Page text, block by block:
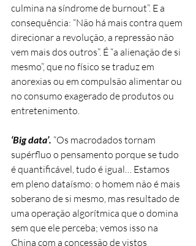
culmina na síndrome de burnout”. E a
consequência: “Não há mais contra quem
direcionar a revolução, a repressão não
vem mais dos outros”. É “a alienação de si
mesmo”, que no físico se traduz em
anorexias ou em compulsão alimentar ou
no consumo exagerado de produtos ou
entretenimento.
‘Big data’. “Os macrodados tornam
supérfluo o pensamento porque se tudo
é quantificável, tudo é igual… Estamos
em pleno dataísmo: o homem não é mais
soberano de si mesmo, mas resultado de
uma operação algorítmica que o domina
sem que ele perceba; vemos isso na
China com a concessão de vistos